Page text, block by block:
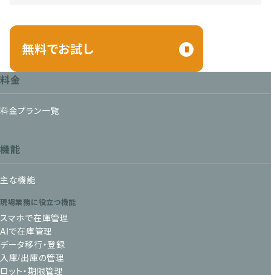
無料でお試し
料金
料金プラン一覧
機能
主な機能
現場業務に役立つ機能
スマホで在庫管理
AIで在庫管理
データ移行・登録
入庫/出庫の管理
ロット・期限管理